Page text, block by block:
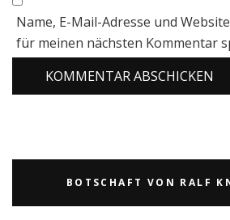
Name, E-Mail-Adresse und
für meinen nächsten Kommentar
BOTSCHAFT VON RALF